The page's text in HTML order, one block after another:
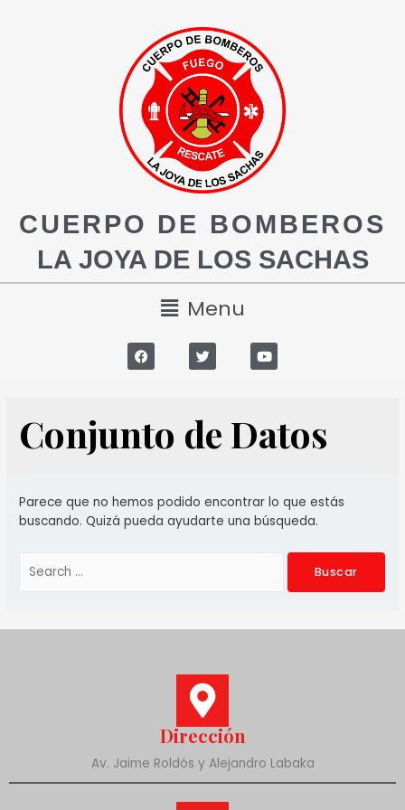
CUERPO DE BOMBEROS
LA JOYA DE LOS SACHAS
Menu
Conjunto de Datos
Parece que no hemos podido encontrar lo que estás
buscando. Quizá pueda ayudarte una búsqueda.
Dirección
Av. Jaime Roldós y Alejandro Labaka